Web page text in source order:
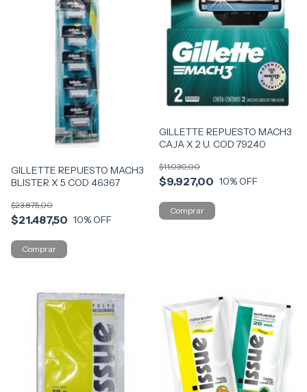
GILLETTE REPUESTO MACH3
BLISTER X 5 COD 46367
$21.487,50
$23.875,00
10% OFF
GILLETTE REPUESTO MACH3
CAJA X 2 U. COD 79240
$9.927,00
$11.030,00
10% OFF